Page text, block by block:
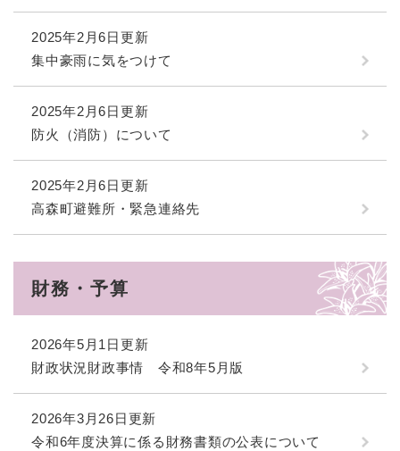
2025年2月6日更新
集中豪雨に気をつけて
2025年2月6日更新
防火（消防）について
2025年2月6日更新
高森町避難所・緊急連絡先
財務・予算
2026年5月1日更新
財政状況財政事情 令和8年5月版
2026年3月26日更新
令和6年度決算に係る財務書類の公表について